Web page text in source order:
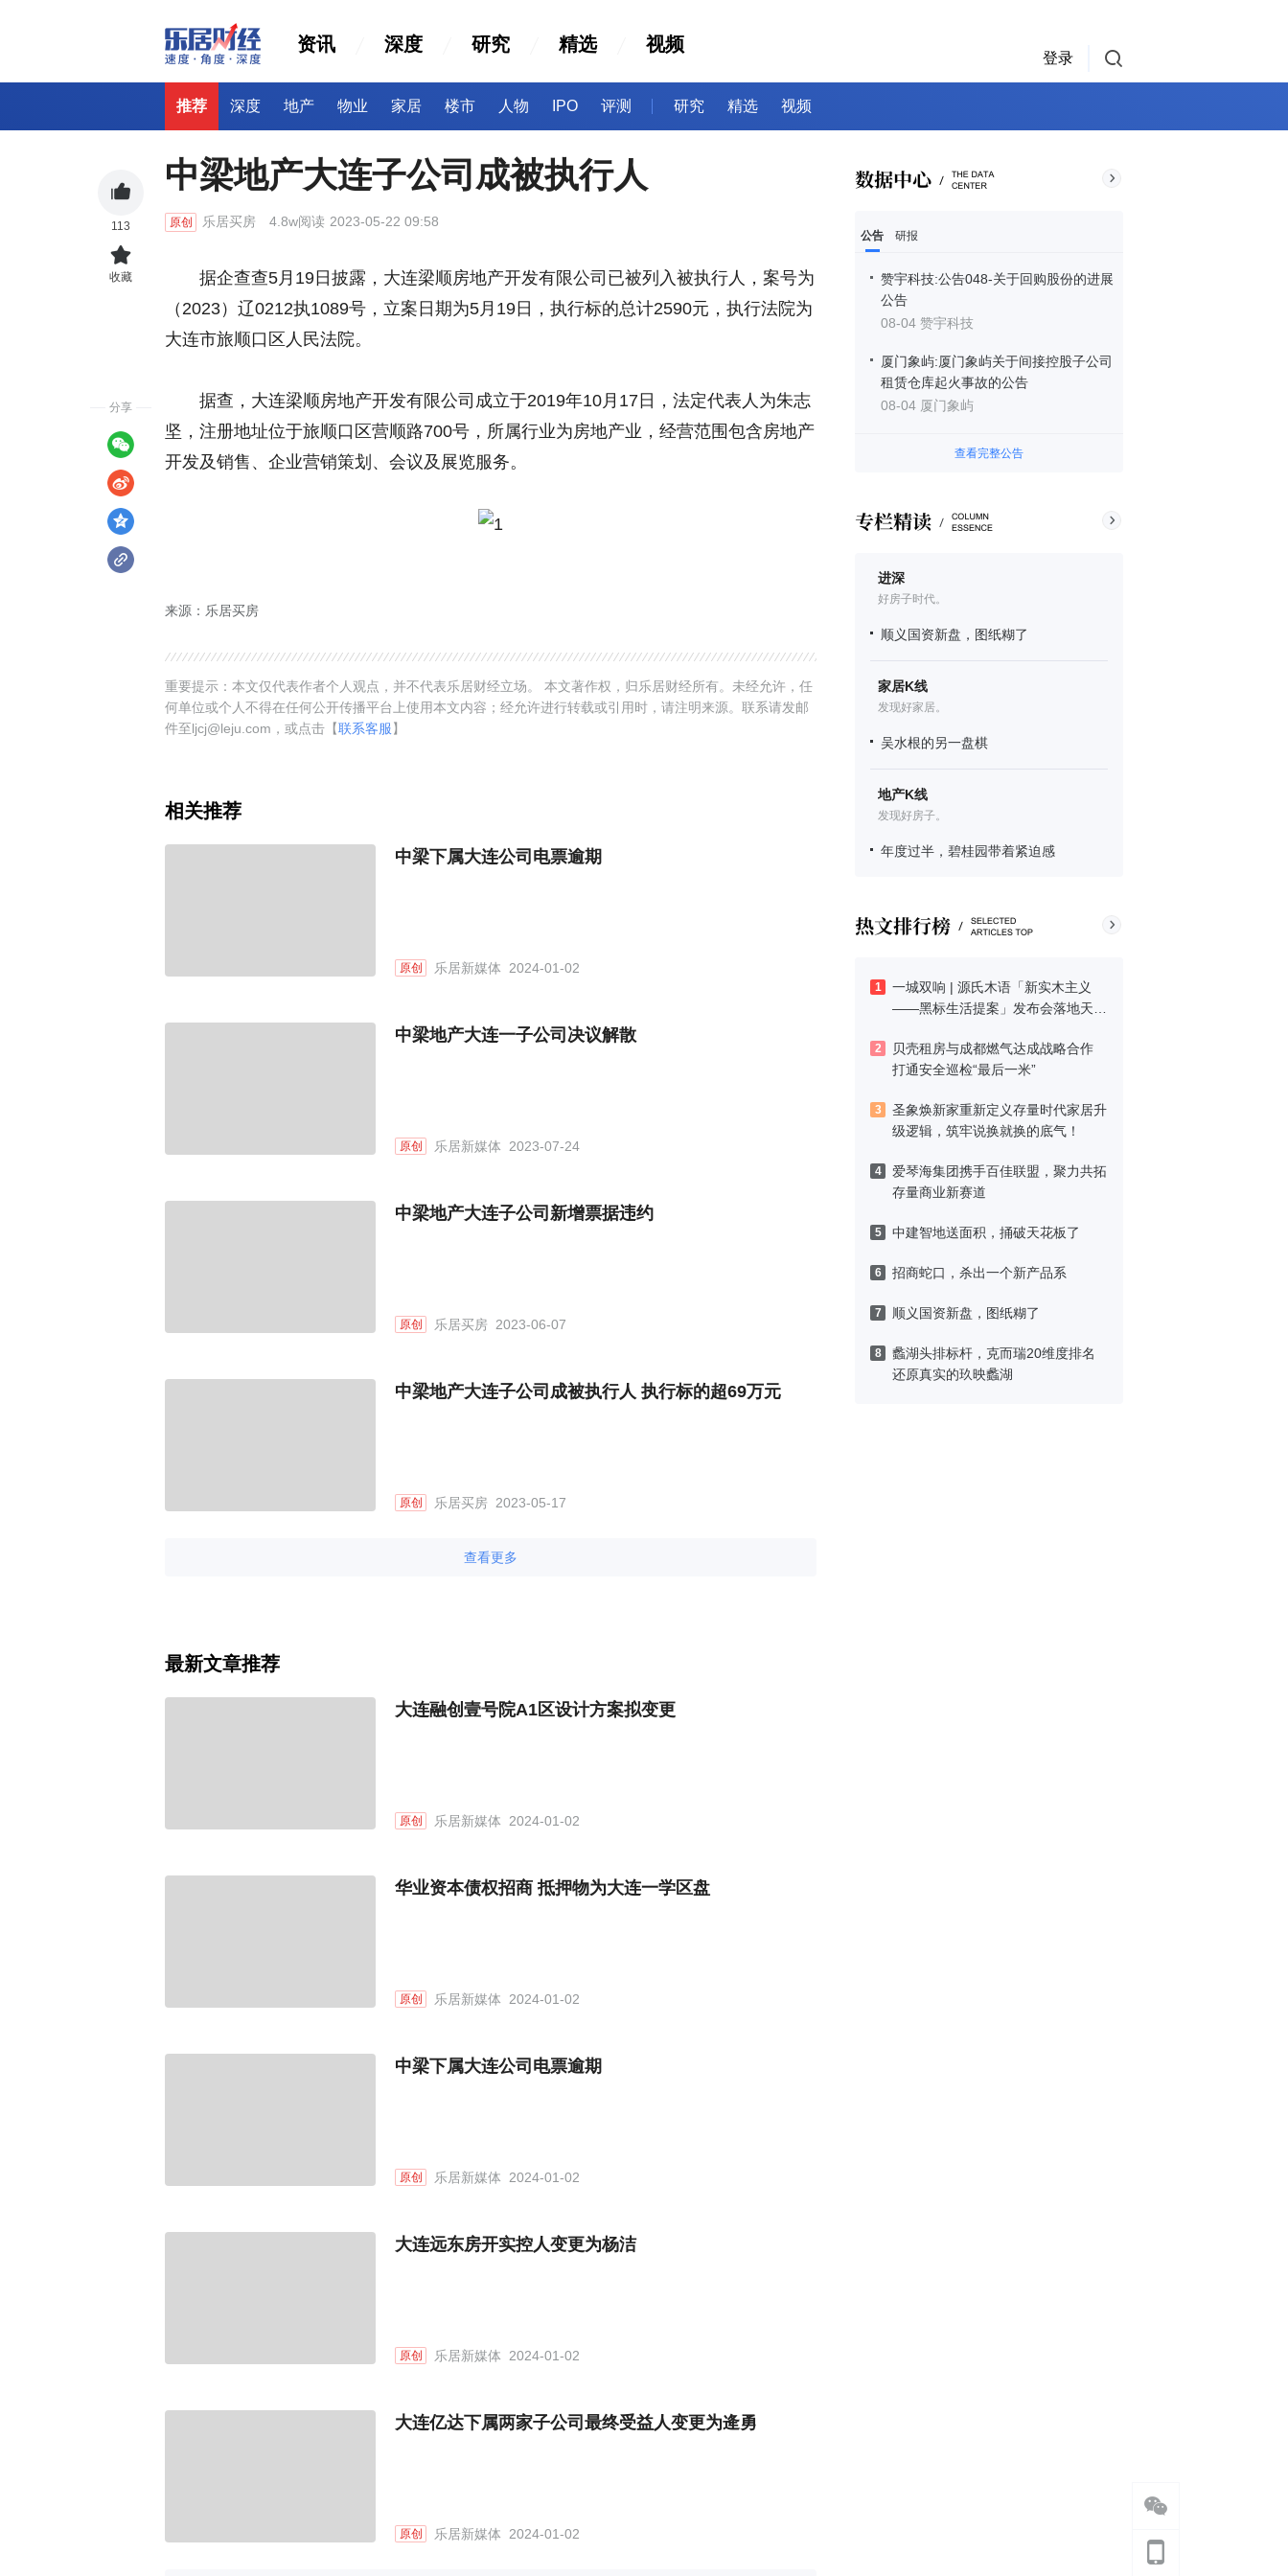
资讯 深度 研究 精选 视频
登录
推荐 深度 地产 物业 家居 楼市 人物 IPO 评测 研究 精选 视频
公告 研报
赞宇科技:公告048-关于回购股份的进展
公告
08-04 赞宇科技
厦门象屿:厦门象屿关于间接控股子公司
租赁仓库起火事故的公告
08-04 厦门象屿
查看完整公告
进深
好房子时代。
顺义国资新盘，图纸糊了
家居K线
发现好家居。
吴水根的另一盘棋
地产K线
发现好房子。
年度过半，碧桂园带着紧迫感
1
一城双响 | 源氏木语「新实木主义
——黑标生活提案」发布会落地天
2
贝壳租房与成都燃气达成战略合作
打通安全巡检“最后一米”
3
圣象焕新家重新定义存量时代家居升
级逻辑，筑牢说换就换的底气！
4
爱琴海集团携手百佳联盟，聚力共拓
存量商业新赛道
5 中建智地送面积，捅破天花板了
6 招商蛇口，杀出一个新产品系
7 顺义国资新盘，图纸糊了
8
蠡湖头排标杆，克而瑞20维度排名
还原真实的玖映蠡湖
中梁地产大连子公司成被执行人
原创 乐居买房 4.8w阅读 2023-05-22 09:58
据企查查5月19日披露，大连梁顺房地产开发有限公司已被列入被执行人，案号为
（2023）辽0212执1089号，立案日期为5月19日，执行标的总计2590元，执行法院为
大连市旅顺口区人民法院。
据查，大连梁顺房地产开发有限公司成立于2019年10月17日，法定代表人为朱志
坚，注册地址位于旅顺口区营顺路700号，所属行业为房地产业，经营范围包含房地产
开发及销售、企业营销策划、会议及展览服务。
来源：乐居买房
重要提示：本文仅代表作者个人观点，并不代表乐居财经立场。 本文著作权，归乐居财经所有。未经允许，任
何单位或个人不得在任何公开传播平台上使用本文内容；经允许进行转载或引用时，请注明来源。联系请发邮
件至ljcj@leju.com，或点击【联系客服】
相关推荐
中梁下属大连公司电票逾期
原创 乐居新媒体 2024-01-02
中梁地产大连一子公司决议解散
原创 乐居新媒体 2023-07-24
中梁地产大连子公司新增票据违约
原创 乐居买房 2023-06-07
中梁地产大连子公司成被执行人 执行标的超69万元
原创 乐居买房 2023-05-17
查看更多
最新文章推荐
大连融创壹号院A1区设计方案拟变更
原创 乐居新媒体 2024-01-02
华业资本债权招商 抵押物为大连一学区盘
原创 乐居新媒体 2024-01-02
中梁下属大连公司电票逾期
原创 乐居新媒体 2024-01-02
大连远东房开实控人变更为杨洁
原创 乐居新媒体 2024-01-02
大连亿达下属两家子公司最终受益人变更为逄勇
原创 乐居新媒体 2024-01-02
113
收藏
分享